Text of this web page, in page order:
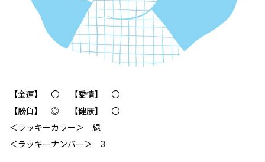
【金運】 〇 【愛情】 〇
【勝負】 ◎ 【健康】 〇
＜ラッキーカラー＞ 緑
＜ラッキーナンバー＞ 3